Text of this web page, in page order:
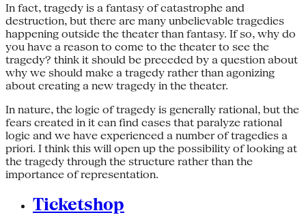
In fact, tragedy is a fantasy of catastrophe and
destruction, but there are many unbelievable tragedies
happening outside the theater than fantasy. If so, why do
you have a reason to come to the theater to see the
tragedy? think it should be preceded by a question about
why we should make a tragedy rather than agonizing
about creating a new tragedy in the theater.
In nature, the logic of tragedy is generally rational, but the
fears created in it can find cases that paralyze rational
logic and we have experienced a number of tragedies a
priori. I think this will open up the possibility of looking at
the tragedy through the structure rather than the
importance of representation.
Ticketshop